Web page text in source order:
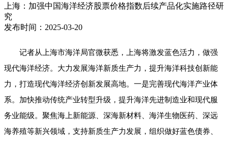
上海：加强中国海洋经济股票价格指数后续产品化实施路径研
究
发布时间：2025-03-20
记者从上海市海洋局官微获悉，上海将激发蓝色活力，做强
现代海洋经济。大力发展海洋新质生产力，提升海洋科技创新能
力，打造现代海洋经济创新发展高地。一是完善现代海洋产业体
系。加快推动传统产业转型升级，提升海洋先进制造业和现代服
务业能级。聚焦海上新能源 、深海新材料 、海洋生物医药、深远
海养殖等新兴领域，支持新质生产力发展，组织做好蓝色债券、